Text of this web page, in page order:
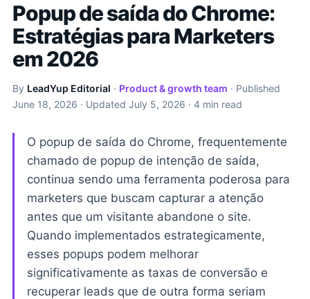
Popup de saída do Chrome:
Estratégias para Marketers
em 2026
By LeadYup Editorial · Product & growth team · Published
June 18, 2026 · Updated July 5, 2026 · 4 min read
O popup de saída do Chrome, frequentemente
chamado de popup de intenção de saída,
continua sendo uma ferramenta poderosa para
marketers que buscam capturar a atenção
antes que um visitante abandone o site.
Quando implementados estrategicamente,
esses popups podem melhorar
significativamente as taxas de conversão e
recuperar leads que de outra forma seriam